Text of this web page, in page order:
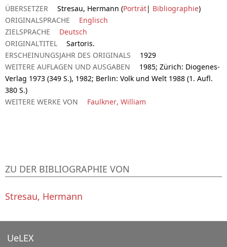
ÜBERSETZER Stresau, Hermann (Porträt| Bibliographie)
ORIGINALSPRACHE
Englisch
ZIELSPRACHE
Deutsch
ORIGINALTITEL
Sartoris.
ERSCHEINUNGSJAHR DES ORIGINALS
1929
WEITERE AUFLAGEN UND AUSGABEN
1985; Zürich: Diogenes-
Verlag 1973 (349 S.), 1982; Berlin: Volk und Welt 1988 (1. Aufl.
380 S.)
WEITERE WERKE VON
Faulkner, William
ZU DER BIBLIOGRAPHIE VON
Stresau, Hermann
UeLEX